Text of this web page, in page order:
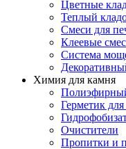
Цветные
Теплый
Смеси для
Клеевые
Система
Химия для камня
Герметик
Очистители
Пропитки и